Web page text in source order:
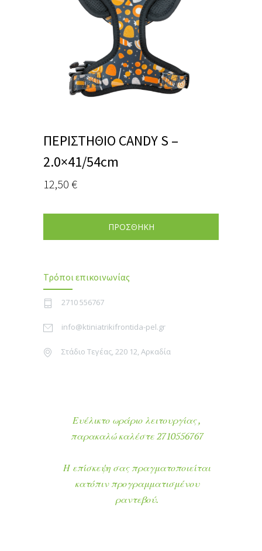
ΠΕΡΙΣΤΗΘΙΟ CANDY S –
2.0×41/54cm
12,50 €
ΠΡΟΣΘΗΚΗ
Τρόποι επικοινωνίας
2710 556767
info@ktiniatrikifrontida-pel.gr
Στάδιο Τεγέας, 220 12, Αρκαδία
Ευέλικτο ωράριο λειτουργίας ,
παρακαλώ καλέστε 2710556767
Η επίσκεψη σας πραγματοποιείται
κατόπιν προγραμματισμένου
ραντεβού.